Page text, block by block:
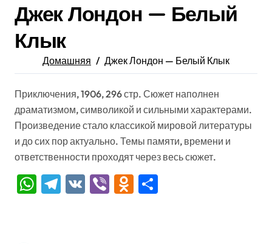
Джек Лондон — Белый
Клык
Домашняя Джек Лондон — Белый Клык
Приключения, 1906, 296 стр. Сюжет наполнен
драматизмом, символикой и сильными характерами.
Произведение стало классикой мировой литературы
и до сих пор актуально. Темы памяти, времени и
ответственности проходят через весь сюжет.
WhatsApp
Telegram
VK ViberOdnoklassniki